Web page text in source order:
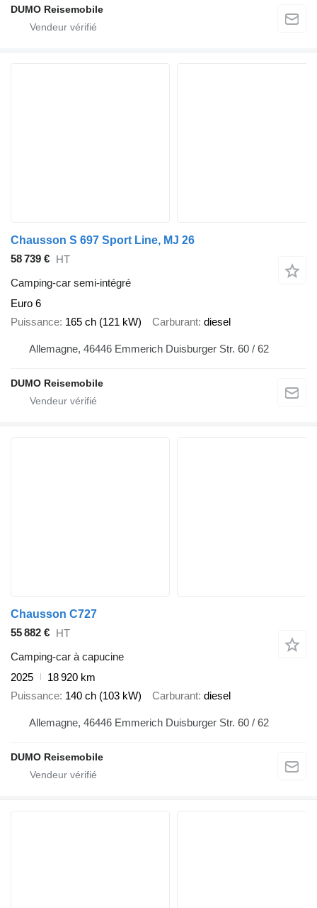
DUMO Reisemobile
Chausson S 697 Sport Line, MJ 26
58 739 € HT
Camping-car semi-intégré
Euro 6
Puissance 165 ch (121 kW) Carburant diesel
Allemagne, 46446 Emmerich Duisburger Str. 60 / 62
DUMO Reisemobile
Chausson C727
55 882 € HT
Camping-car à capucine
2025
18 920 km
Puissance 140 ch (103 kW) Carburant diesel
Allemagne, 46446 Emmerich Duisburger Str. 60 / 62
DUMO Reisemobile